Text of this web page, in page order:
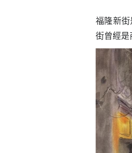
福隆新
街曾經是